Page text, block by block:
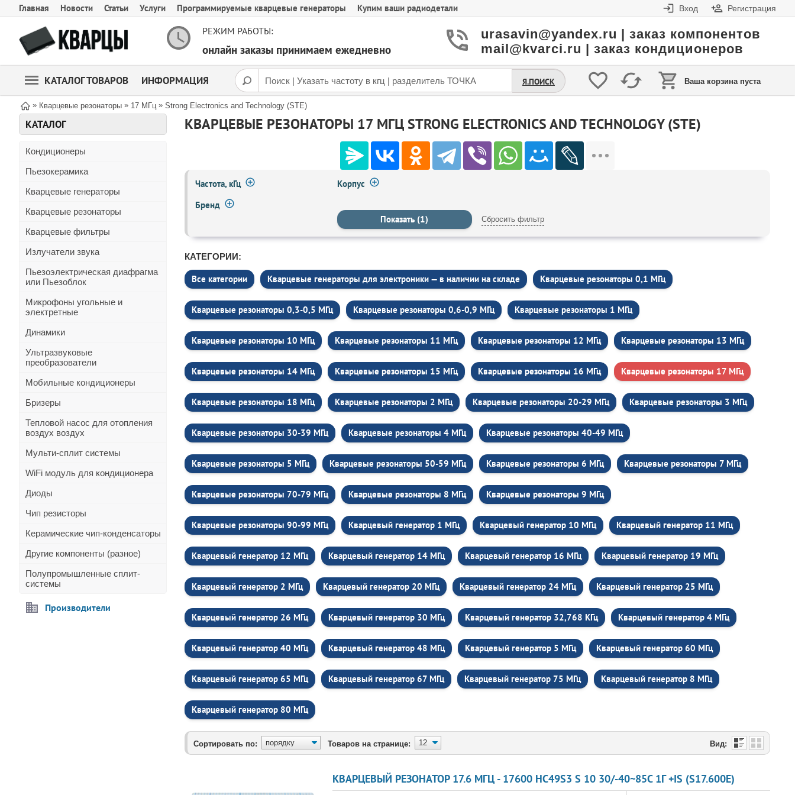
Главная Новости Статьи Услуги Программируемые кварцевые генераторы Купим ваши радиодетали Вход Регистрация
РЕЖИМ РАБОТЫ:
онлайн заказы принимаем ежедневно
urasavin@yandex.ru | заказ компонентов
mail@kvarci.ru | заказ кондиционеров
КАТАЛОГ ТОВАРОВ ИНФОРМАЦИЯ Ваша корзина пуста
Я.ПОИСК
» Кварцевые резонаторы » 17 МГц » Strong Electronics and Technology (STE)
КАТАЛОГ
Кондиционеры
Пьезокерамика
Кварцевые генераторы
Кварцевые резонаторы
Кварцевые фильтры
Излучатели звука
Пьезоэлектрическая диафрагма
или Пьезоблок
Микрофоны угольные и
электретные
Динамики
Ультразвуковые
преобразователи
Мобильные кондиционеры
Бризеры
Тепловой насос для отопления
воздух воздух
Мульти-сплит системы
WiFi модуль для кондиционера
Диоды
Чип резисторы
Керамические чип-конденсаторы
Другие компоненты (разное)
Полупромышленные сплит-
системы
Производители
КВАРЦЕВЫЕ РЕЗОНАТОРЫ 17 МГЦ STRONG ELECTRONICS AND TECHNOLOGY (STE)
Частота, кГц
Корпус
Бренд
Сбросить фильтр
КАТЕГОРИИ:
Все категории Кварцевые генераторы для электроники — в наличии на складе Кварцевые резонаторы 0,1 МГц
Кварцевые резонаторы 0,3-0,5 МГц Кварцевые резонаторы 0,6-0,9 МГц Кварцевые резонаторы 1 МГц
Кварцевые резонаторы 10 МГц Кварцевые резонаторы 11 МГц Кварцевые резонаторы 12 МГц Кварцевые резонаторы 13 МГц
Кварцевые резонаторы 14 МГц Кварцевые резонаторы 15 МГц Кварцевые резонаторы 16 МГц Кварцевые резонаторы 17 МГц
Кварцевые резонаторы 18 МГц Кварцевые резонаторы 2 МГц Кварцевые резонаторы 20-29 МГц Кварцевые резонаторы 3 МГц
Кварцевые резонаторы 30-39 МГц Кварцевые резонаторы 4 МГц Кварцевые резонаторы 40-49 МГц
Кварцевые резонаторы 5 МГц Кварцевые резонаторы 50-59 МГц Кварцевые резонаторы 6 МГц Кварцевые резонаторы 7 МГц
Кварцевые резонаторы 70-79 МГц Кварцевые резонаторы 8 МГц Кварцевые резонаторы 9 МГц
Кварцевые резонаторы 90-99 МГц Кварцевый генератор 1 МГц Кварцевый генератор 10 МГц Кварцевый генератор 11 МГц
Кварцевый генератор 12 МГц Кварцевый генератор 14 МГц Кварцевый генератор 16 МГц Кварцевый генератор 19 МГц
Кварцевый генератор 2 МГц Кварцевый генератор 20 МГц Кварцевый генератор 24 МГц Кварцевый генератор 25 МГц
Кварцевый генератор 26 МГц Кварцевый генератор 30 МГц Кварцевый генератор 32,768 КГц Кварцевый генератор 4 МГц
Кварцевый генератор 40 МГц Кварцевый генератор 48 МГц Кварцевый генератор 5 МГц Кварцевый генератор 60 МГц
Кварцевый генератор 65 МГц Кварцевый генератор 67 МГц Кварцевый генератор 75 МГц Кварцевый генератор 8 МГц
Кварцевый генератор 80 МГц
Сортировать по: Товаров на странице: Вид:
КВАРЦЕВЫЙ РЕЗОНАТОР 17.6 МГЦ - 17600 HC49S3 S 10 30/-40~85C 1Г +IS (S17.600E)